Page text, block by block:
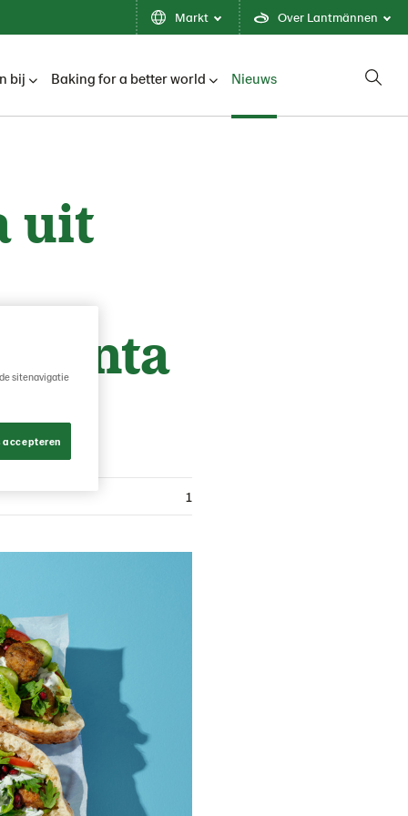
Markt Over Lantmännen
bij Baking for a better world Nieuws
uit
1
sitenavigatie
accepteren